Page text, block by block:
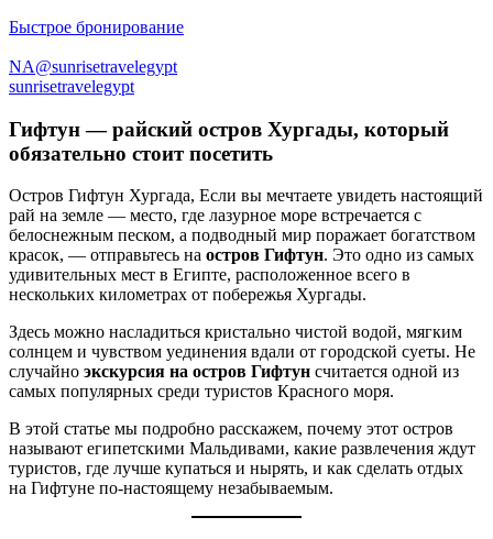
Быстрое бронирование
NA@sunrisetravelegypt
sunrisetravelegypt
Гифтун — райский остров Хургады, который
обязательно стоит посетить
Остров Гифтун Хургада, Если вы мечтаете увидеть настоящий
рай на земле — место, где лазурное море встречается с
белоснежным песком, а подводный мир поражает богатством
красок, — отправьтесь на остров Гифтун. Это одно из самых
удивительных мест в Египте, расположенное всего в
нескольких километрах от побережья Хургады.
Здесь можно насладиться кристально чистой водой, мягким
солнцем и чувством уединения вдали от городской суеты. Не
случайно экскурсия на остров Гифтун считается одной из
самых популярных среди туристов Красного моря.
В этой статье мы подробно расскажем, почему этот остров
называют египетскими Мальдивами, какие развлечения ждут
туристов, где лучше купаться и нырять, и как сделать отдых
на Гифтуне по-настоящему незабываемым.